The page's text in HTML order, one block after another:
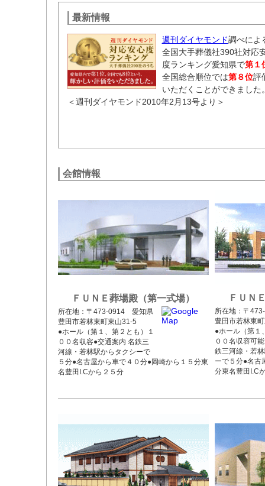
最新情報
週刊ダイヤモンド調べによ
全国大手葬儀社390社対応
度ランキング愛知県で第１
全国総合順位では第８位評
いただくことができました
＜週刊ダイヤモンド2010年2月13号より＞
会館情報
ＦＵＮＥ葬場殿（第一式場）
所在地：〒473-0914 愛知県
豊田市若林東町東山31-5
●ホール（第１、第２とも）１
００名収容●交通案内 名鉄三
河線・若林駅からタクシーで
５分●名古屋から車で４０分●岡崎から１５分東
名豊田I.Cから２５分
ＦＵＮ
所在地：〒
豊田市若林東
●ホール（第１
００名収容可
鉄三河線・若
ーで５分●名古
分東名豊田I.C